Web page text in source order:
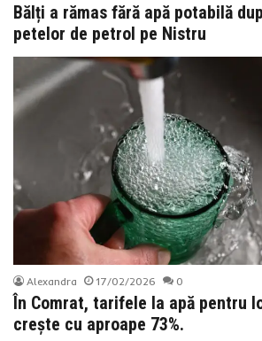
Bălți a rămas fără apă potabilă
petelor de petrol pe Nistru
Alexandra 17/02/2026 0
În Comrat, tarifele la apă pentru
crește cu aproape 73%.